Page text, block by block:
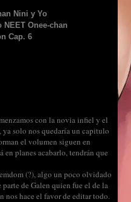
Nini y Yo
Onee-chan
Cap. 6
con la novia infiel y el
ya solo nos quedaría un capitulo
el volumen siguen en
en planes acabarlo, tendrán que
(?), algo un poco olvidado
de Galen quien fue el de la
nos hace el favor de editar todo.